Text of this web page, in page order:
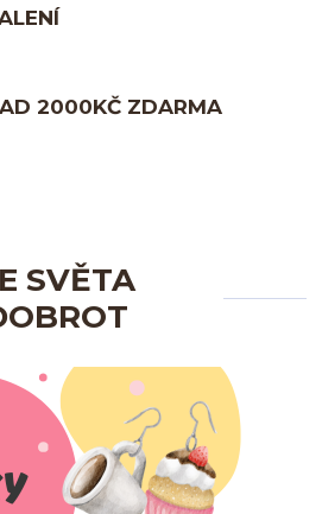
2000KČ ZDARMA
SVĚTA